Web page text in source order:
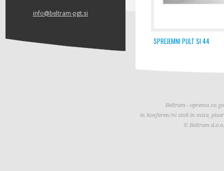
info@beltram-pgt.si
SPREJEMNI PULT SI 44
Beltram - oprema za
in konferenčni stoli in mize,
© Beltram